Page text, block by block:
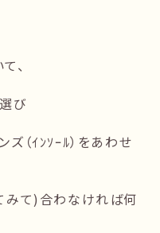
、
び
ズ（ｲﾝｿｰﾙ）をあわせ
みて)合わなければ何